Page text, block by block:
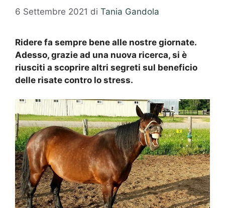
6 Settembre 2021 di Tania Gandola
Ridere fa sempre bene alle nostre giornate.
Adesso, grazie ad una nuova ricerca, si è
riusciti a scoprire altri segreti sul beneficio
delle risate contro lo stress.